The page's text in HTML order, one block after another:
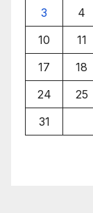
3
4
10
11
17
18
24
25
31